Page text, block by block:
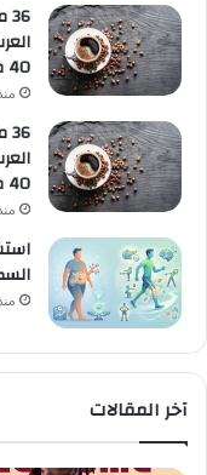
40 مليار ريال
منذ 3
40 مليار ريال
منذ 3
منذ 3
آخر المقالات